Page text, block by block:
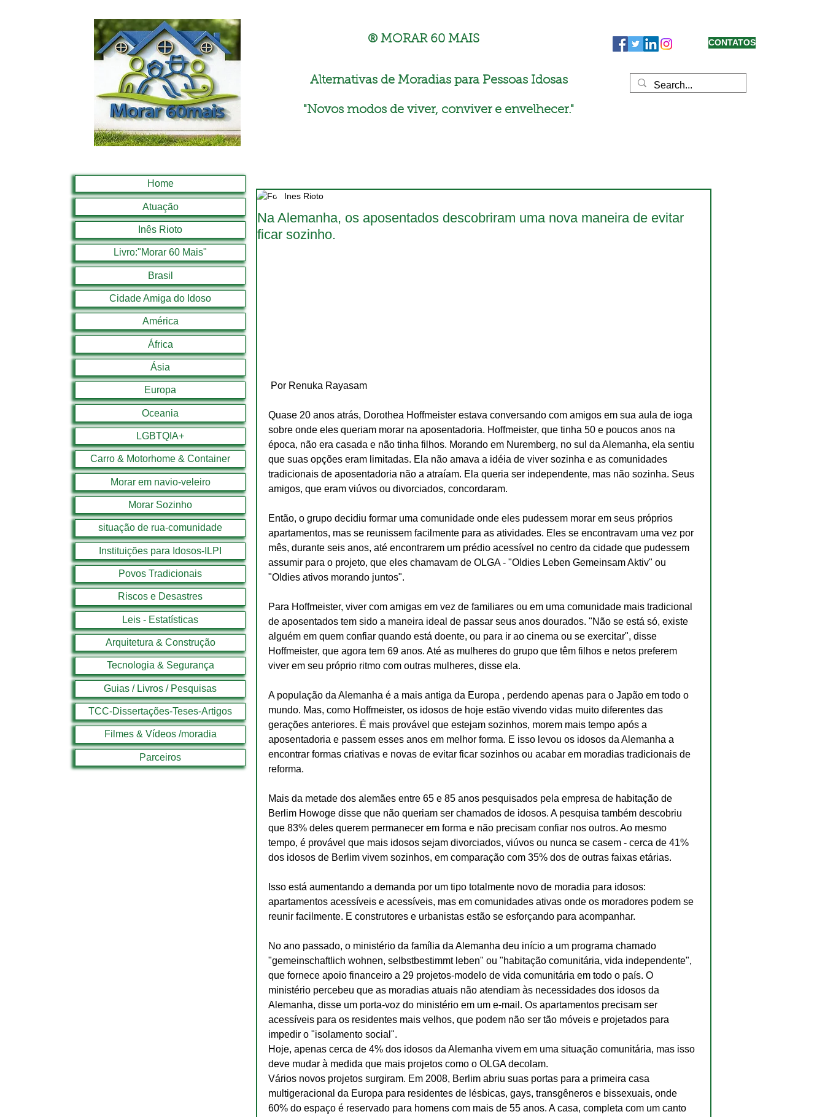
® MORAR 60 MAIS
Alternativas de Moradias para Pessoas Idosas
"Novos modos de viver, conviver e envelhecer."
CONTATOS
Na Alemanha, os aposentados descobriram uma nova maneira de evitar
ficar sozinho.
Ines Rioto
Por Renuka Rayasam
Quase 20 anos atrás, Dorothea Hoffmeister estava conversando com amigos em sua aula de ioga
sobre onde eles queriam morar na aposentadoria. Hoffmeister, que tinha 50 e poucos anos na
época, não era casada e não tinha filhos. Morando em Nuremberg, no sul da Alemanha, ela sentiu
que suas opções eram limitadas. Ela não amava a idéia de viver sozinha e as comunidades
tradicionais de aposentadoria não a atraíam. Ela queria ser independente, mas não sozinha. Seus
amigos, que eram viúvos ou divorciados, concordaram.
Então, o grupo decidiu formar uma comunidade onde eles pudessem morar em seus próprios
apartamentos, mas se reunissem facilmente para as atividades. Eles se encontravam uma vez por
mês, durante seis anos, até encontrarem um prédio acessível no centro da cidade que pudessem
assumir para o projeto, que eles chamavam de OLGA - "Oldies Leben Gemeinsam Aktiv" ou
"Oldies ativos morando juntos".
Para Hoffmeister, viver com amigas em vez de familiares ou em uma comunidade mais tradicional
de aposentados tem sido a maneira ideal de passar seus anos dourados. "Não se está só, existe
alguém em quem confiar quando está doente, ou para ir ao cinema ou se exercitar", disse
Hoffmeister, que agora tem 69 anos. Até as mulheres do grupo que têm filhos e netos preferem
viver em seu próprio ritmo com outras mulheres, disse ela.
A população da Alemanha é a mais antiga da Europa , perdendo apenas para o Japão em todo o
mundo. Mas, como Hoffmeister, os idosos de hoje estão vivendo vidas muito diferentes das
gerações anteriores. É mais provável que estejam sozinhos, morem mais tempo após a
aposentadoria e passem esses anos em melhor forma. E isso levou os idosos da Alemanha a
encontrar formas criativas e novas de evitar ficar sozinhos ou acabar em moradias tradicionais de
reforma.
Mais da metade dos alemães entre 65 e 85 anos pesquisados ​​pela empresa de habitação de
Berlim Howoge disse que não queriam ser chamados de idosos. A pesquisa também descobriu
que 83% deles querem permanecer em forma e não precisam confiar nos outros. Ao mesmo
tempo, é provável que mais idosos sejam divorciados, viúvos ou nunca se casem - cerca de 41%
dos idosos de Berlim vivem sozinhos, em comparação com 35% dos de outras faixas etárias.
Isso está aumentando a demanda por um tipo totalmente novo de moradia para idosos:
apartamentos acessíveis e acessíveis, mas em comunidades ativas onde os moradores podem se
reunir facilmente. E construtores e urbanistas estão se esforçando para acompanhar.
No ano passado, o ministério da família da Alemanha deu início a um programa chamado
"gemeinschaftlich wohnen, selbstbestimmt leben" ou "habitação comunitária, vida independente",
que fornece apoio financeiro a 29 projetos-modelo de vida comunitária em todo o país. O
ministério percebeu que as moradias atuais não atendiam às necessidades dos idosos da
Alemanha, disse um porta-voz do ministério em um e-mail. Os apartamentos precisam ser
acessíveis para os residentes mais velhos, que podem não ser tão móveis e projetados para
impedir o "isolamento social".
Hoje, apenas cerca de 4% dos idosos da Alemanha vivem em uma situação comunitária, mas isso
deve mudar à medida que mais projetos como o OLGA decolam.
Vários novos projetos surgiram. Em 2008, Berlim abriu suas portas para a primeira casa
multigeracional da Europa para residentes de lésbicas, gays, transgêneros e bissexuais, onde
60% do espaço é reservado para homens com mais de 55 anos. A casa, completa com um canto
Home
Atuação
Inês Rioto
Livro:"Morar 60 Mais"
Brasil
Cidade Amiga do Idoso
América
África
Ásia
Europa
Oceania
LGBTQIA+
Carro & Motorhome & Container
Morar em navio-veleiro
Morar Sozinho
situação de rua-comunidade
Instituições para Idosos-ILPI
Povos Tradicionais
Riscos e Desastres
Leis - Estatísticas
Arquitetura & Construção
Tecnologia & Segurança
Guias / Livros / Pesquisas
TCC-Dissertações-Teses-Artigos
Filmes & Vídeos /moradia
Parceiros